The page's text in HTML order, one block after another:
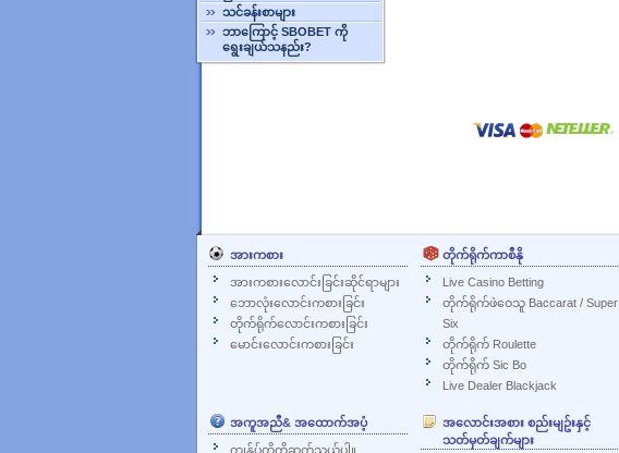
သင်ခန်းစာများ
ဘာကြောင့် SBOBET ကို
ရွေးချယ်သနည်း?
အားကစား
အားကစားလောင်းခြင်းဆိုင်ရာများ
ဘောလုံးလောင်းကစားခြင်း
တိုက်ရိုက်လောင်းကစားခြင်း
မောင်းလောင်းကစားခြင်း
တိုက်ရိုက်ကာစီနို
Live Casino Betting
တိုက်ရိုက်ဖဲဝေသူ Baccarat / Super
Six
တိုက်ရိုက် Roulette
တိုက်ရိုက် Sic Bo
Live Dealer Blackjack
အကူအညီ& အထောက်အပံ့
ကျွန်ုပ်တို့ကိုဆက်သွယ်ပါ။
အလောင်းအစား စည်းမျဥ်းနှင့်
သတ်မှတ်ချက်များ